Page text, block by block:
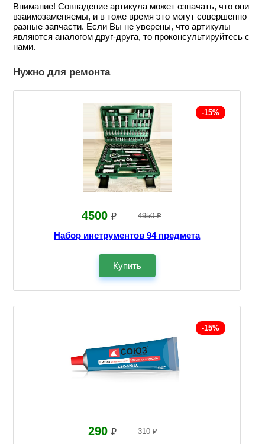
Внимание! Совпадение артикула может означать, что они
взаимозаменяемы, и в тоже время это могут совершенно
разные запчасти. Если Вы не уверены, что артикулы
являются аналогом друг-друга, то проконсультируйтесь с
нами.
Нужно для ремонта
-15%
4500 ₽ 4950 ₽
Набор инструментов 94 предмета
Купить
-15%
290 ₽ 310 ₽